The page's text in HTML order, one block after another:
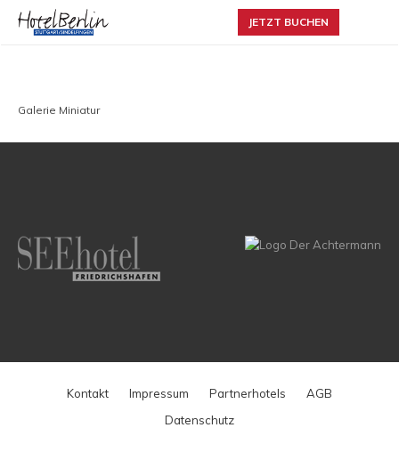
JETZT BUCHEN
Galerie Miniatur
Kontakt Impressum Partnerhotels
AGB
Datenschutz